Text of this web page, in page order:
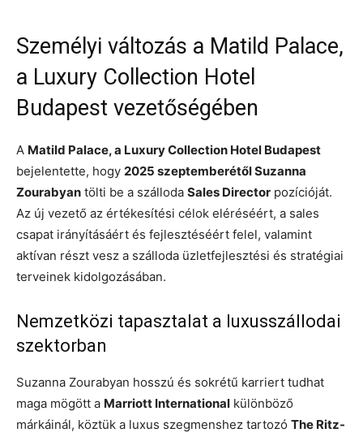
Személyi változás a Matild Palace,
a Luxury Collection Hotel
Budapest vezetőségében
A Matild Palace, a Luxury Collection Hotel Budapest
bejelentette, hogy 2025 szeptemberétől Suzanna
Zourabyan tölti be a szálloda Sales Director pozícióját.
Az új vezető az értékesítési célok eléréséért, a sales
csapat irányításáért és fejlesztéséért felel, valamint
aktívan részt vesz a szálloda üzletfejlesztési és stratégiai
terveinek kidolgozásában.
Nemzetközi tapasztalat a luxusszállodai
szektorban
Suzanna Zourabyan hosszú és sokrétű karriert tudhat
maga mögött a Marriott International különböző
márkáinál, köztük a luxus szegmenshez tartozó The Ritz-